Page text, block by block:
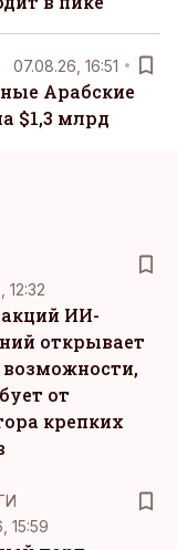
07.08.26, 16:51
Арабские
$1,3 млрд
12:32
ИИ-
открывает
от
крепких
15:59